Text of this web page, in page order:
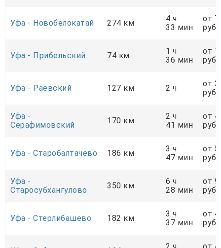
Уфа - Новобелокатай 274 км
4 ч
33 мин
от
руб.
Уфа - Прибельский 74 км
1 ч
36 мин
от
руб.
Уфа - Раевский 127 км 2 ч
от
руб.
Уфа -
Серафимовский
170 км
2 ч
41 мин
от
руб.
Уфа - Старобалтачево 186 км
3 ч
47 мин
от
руб.
Уфа -
Старосубхангулово
350 км
6 ч
28 мин
от
руб.
Уфа - Стерлибашево 182 км
3 ч
37 мин
от
руб.